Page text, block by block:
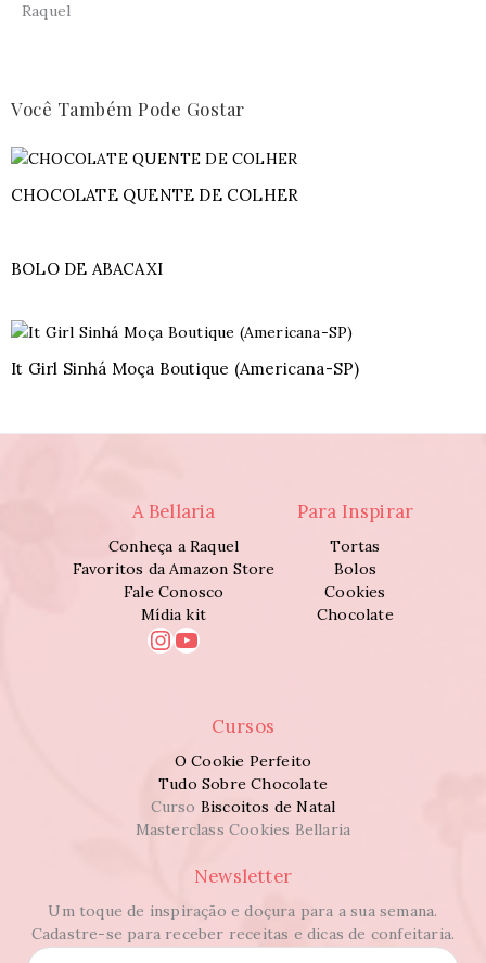
Raquel
Você Também Pode Gostar
CHOCOLATE QUENTE DE COLHER
BOLO DE ABACAXI
It Girl Sinhá Moça Boutique (Americana-SP)
A Bellaria
Conheça a Raquel
Favoritos da Amazon Store
Fale Conosco
Mídia kit
Instagram
Youtube
Para Inspirar
Tortas
Bolos
Cookies
Chocolate
Cursos
O Cookie Perfeito
Tudo Sobre Chocolate
Curso Biscoitos de Natal
Masterclass Cookies Bellaria
Newsletter
Um toque de inspiração e doçura para a sua semana.
Cadastre-se para receber receitas e dicas de confeitaria.
N